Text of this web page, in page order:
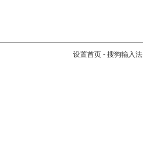
设置首页 - 搜狗输入法